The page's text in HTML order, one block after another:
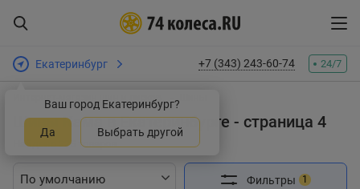
Екатеринбург
Ваш город Екатеринбург?
Да Выбрать другой
+7 (343) 243-60-74 24/7
Интернет-магазин шин и дисков
Шины Кама в Екатеринбурге - страница 4
Найдено 225 товаров
Фильтры 1